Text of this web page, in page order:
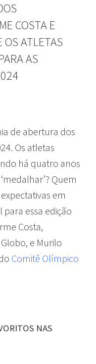
COSTA E
OS ATLETAS
AS
de abertura dos
Os atletas
há quatro anos
Quem
em
para essa edição
Costa,
e Murilo
Comitê Olímpico
NAS